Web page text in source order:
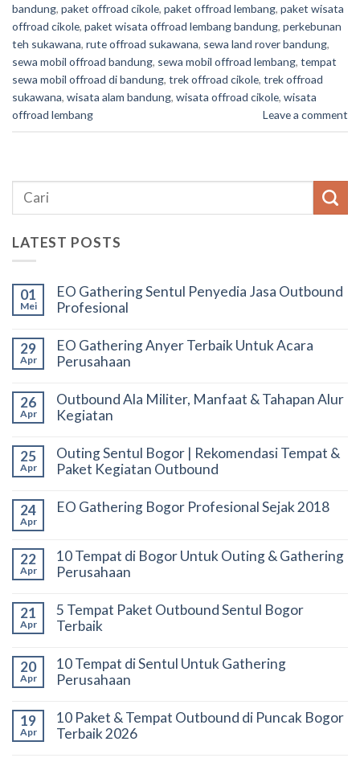
bandung, paket offroad cikole, paket offroad lembang, paket wisata
offroad cikole, paket wisata offroad lembang bandung, perkebunan
teh sukawana, rute offroad sukawana, sewa land rover bandung,
sewa mobil offroad bandung, sewa mobil offroad lembang, tempat
sewa mobil offroad di bandung, trek offroad cikole, trek offroad
sukawana, wisata alam bandung, wisata offroad cikole, wisata
offroad lembang
Leave a comment
LATEST POSTS
01
Mei
EO Gathering Sentul Penyedia Jasa Outbound
Profesional
29
Apr
EO Gathering Anyer Terbaik Untuk Acara
Perusahaan
26
Apr
Outbound Ala Militer, Manfaat & Tahapan Alur
Kegiatan
25
Apr
Outing Sentul Bogor | Rekomendasi Tempat &
Paket Kegiatan Outbound
24
Apr
EO Gathering Bogor Profesional Sejak 2018
22
Apr
10 Tempat di Bogor Untuk Outing & Gathering
Perusahaan
21
Apr
5 Tempat Paket Outbound Sentul Bogor
Terbaik
20
Apr
10 Tempat di Sentul Untuk Gathering
Perusahaan
19
Apr
10 Paket & Tempat Outbound di Puncak Bogor
Terbaik 2026